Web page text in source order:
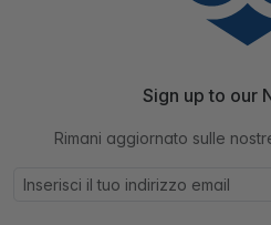
Sign up to our
Rimani aggiornato sulle